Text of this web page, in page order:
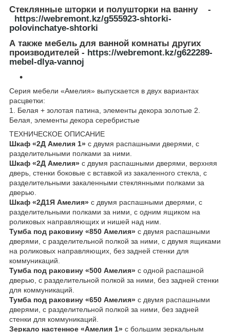
Стеклянные шторки и полушторки на ванну -
https://webremont.kz/g555923-shtorki-
polovinchatye-shtorki
А также мебель для ванной комнаты других
производителей - https://webremont.kz/g622289-
mebel-dlya-vannoj
Серия мебели «Амелия» выпускается в двух вариантах
расцветки:
1. Белая + золотая патина, элементы декора золотые 2.
Белая, элементы декора серебристые
ТЕХНИЧЕСКОЕ ОПИСАНИЕ
Шкаф «2Д Амелия 1» с двумя распашными дверями, с
разделительными полками за ними.
Шкаф «2Д Амелия» с двумя распашными дверями, верхняя
дверь, стенки боковые с вставкой из закаленного стекла, с
разделительными закаленными стеклянными полками за
дверью.
Шкаф «2Д1Я Амелия» с двумя распашными дверями, с
разделительными полками за ними, с одним ящиком на
роликовых направляющих и нишей над ним.
Тумба под раковину «850 Амелия» с двумя распашными
дверями, с разделительной полкой за ними, с двумя ящиками
на роликовых направляющих, без задней стенки для
коммуникаций.
Тумба под раковину «500 Амелия» с одной распашной
дверью, с разделительной полкой за ними, без задней стенки
для коммуникаций.
Тумба под раковину «650 Амелия» с двумя распашными
дверями, с разделительной полкой за ними, без задней
стенки для коммуникаций.
Зеркало настенное «Амелия 1» с большим зеркальным